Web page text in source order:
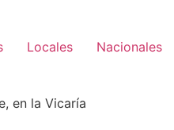
Locales Nacionales
en la Vicaría